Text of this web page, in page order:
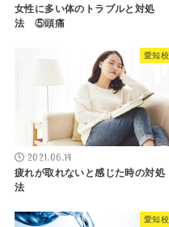
女性に多い体のトラブルと対処
法 ⑤頭痛
愛知校
2021.06.14
疲れが取れないと感じた時の対処
法
愛知校